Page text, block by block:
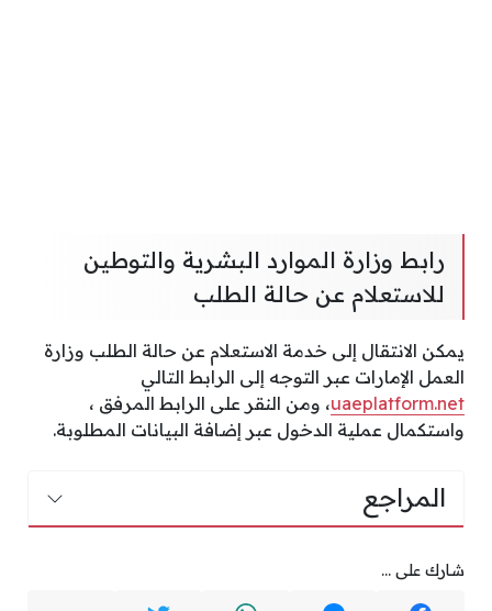
رابط وزارة الموارد البشرية والتوطين
للاستعلام عن حالة الطلب
يمكن الانتقال إلى خدمة الاستعلام عن حالة الطلب وزارة
العمل الإمارات عبر التوجه إلى الرابط التالي
uaeplatform.net، ومن النقر على الرابط المرفق ،
واستكمال عملية الدخول عبر إضافة البيانات المطلوبة.
المراجع
شارك على ...